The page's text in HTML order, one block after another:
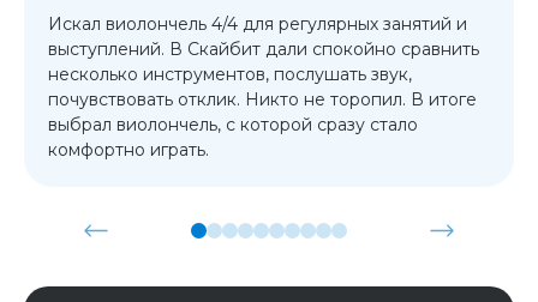
Искал виолончель 4/4 для регулярных занятий и
выступлений. В Скайбит дали спокойно сравнить
несколько инструментов, послушать звук,
почувствовать отклик. Никто не торопил. В итоге
выбрал виолончель, с которой сразу стало
комфортно играть.